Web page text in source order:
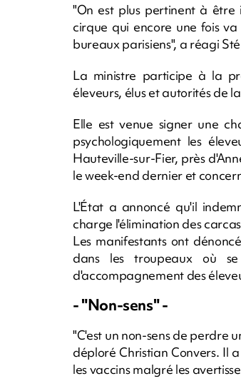
"On est plus pertinent à
cirque qui encore une fois
bureaux parisiens", a réagi
La ministre participe à la
éleveurs, élus et autorités de
Elle est venue signer une
psychologiquement les
Hauteville-sur-Fier, près
le week-end dernier et
L'État a annoncé qu'il
charge l'élimination des
Les manifestants ont
dans les troupeaux où
d'accompagnement des
- "Non-sens" -
"C'est un non-sens de perdre
déploré Christian Convers. Il
les vaccins malgré les